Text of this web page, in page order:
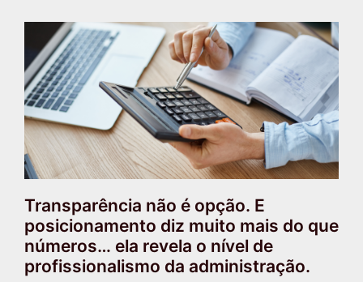
Transparência não é opção. E
posicionamento diz muito mais do que
números… ela revela o nível de
profissionalismo da administração.